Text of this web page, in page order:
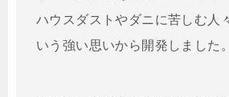
ハウスダストやダニに苦しむ人
いう強い思いから開発しました。